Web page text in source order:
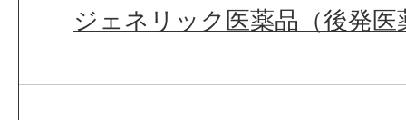
ジェネリック医薬品（後発医